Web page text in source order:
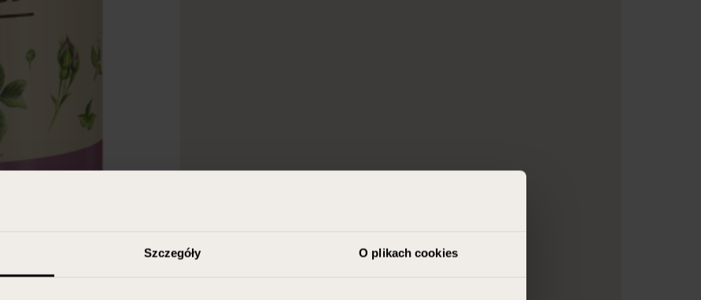
Szczegóły O plikach cookies